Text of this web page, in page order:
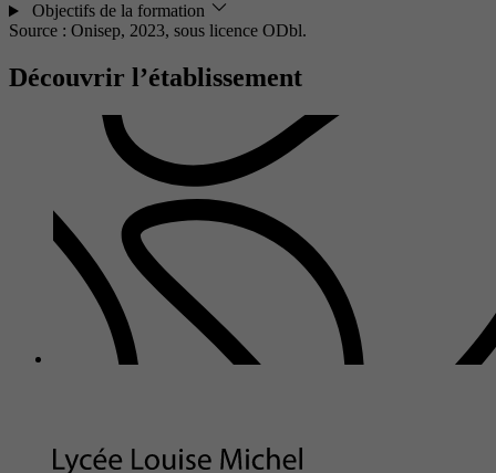
Objectifs de la formation
Source : Onisep, 2023, sous licence ODbl.
Découvrir l’établissement